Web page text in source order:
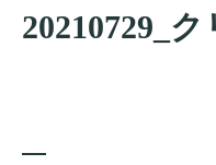
20210729_